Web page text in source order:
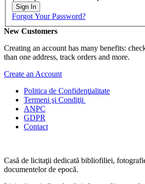
Sign In
Forgot Your Password?
New Customers
Creating an account has many benefits:
than one address, track orders and more.
Create an Account
Politica de Confidenţialitate
Termeni şi Condiţii
ANPC
GDPR
Contact
Casă de licitaţii dedicată bibliofiliei,
documentelor de epocă.